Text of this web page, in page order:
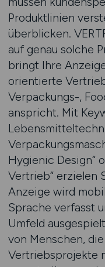
Produktlinien
überblicken.
auf genau solche
bringt Ihre
orientierte
Verpackungs-,
anspricht. Mit
Hygienic Design“
Vertrieb“ erzielen
Anzeige wird
Sprache verfasst
Umfeld
von Menschen,
Vertriebsprojekte